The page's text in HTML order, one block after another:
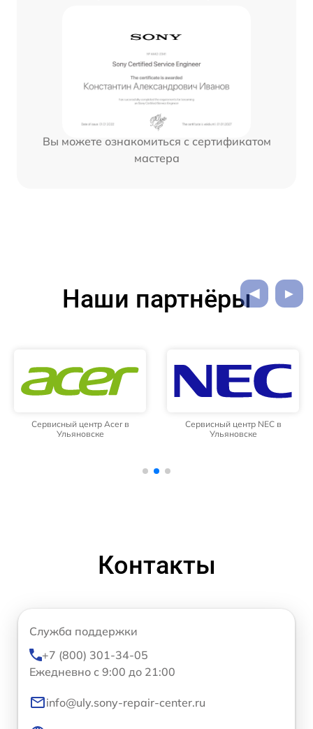
Вы можете ознакомиться с сертификатом
мастера
Наши партнёры
Сервисный центр Acer в
Ульяновске
Сервисный центр NEC в
Ульяновске
Контакты
Служба поддержки
+7 (800) 301-34-05
Ежедневно с 9:00 до 21:00
info@uly.sony-repair-center.ru